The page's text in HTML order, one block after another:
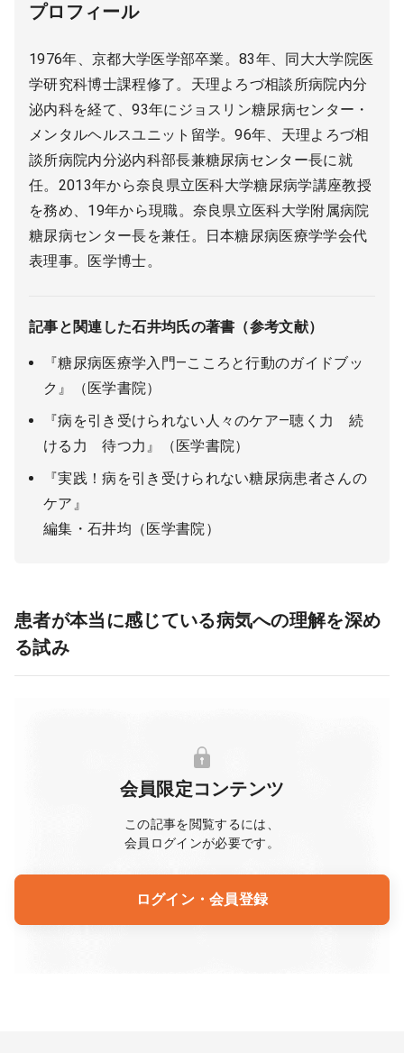
プロフィール
1976年、京都大学医学部卒業。83年、同大大学院医
学研究科博士課程修了。天理よろづ相談所病院内分
泌内科を経て、93年にジョスリン糖尿病センター・
メンタルヘルスユニット留学。96年、天理よろづ相
談所病院内分泌内科部長兼糖尿病センター長に就
任。2013年から奈良県立医科大学糖尿病学講座教授
を務め、19年から現職。奈良県立医科大学附属病院
糖尿病センター長を兼任。日本糖尿病医療学学会代
表理事。医学博士。
記事と関連した石井均氏の著書（参考文献）
『糖尿病医療学入門―こころと行動のガイドブッ
ク』（医学書院）
『病を引き受けられない人々のケア―聴く力 続
ける力 待つ力』（医学書院）
『実践！病を引き受けられない糖尿病患者さんの
ケア』
編集・石井均（医学書院）
患者が本当に感じている病気への理解を深め
る試み
会員限定コンテンツ
この記事を閲覧するには、
会員ログインが必要です。
ログイン・会員登録